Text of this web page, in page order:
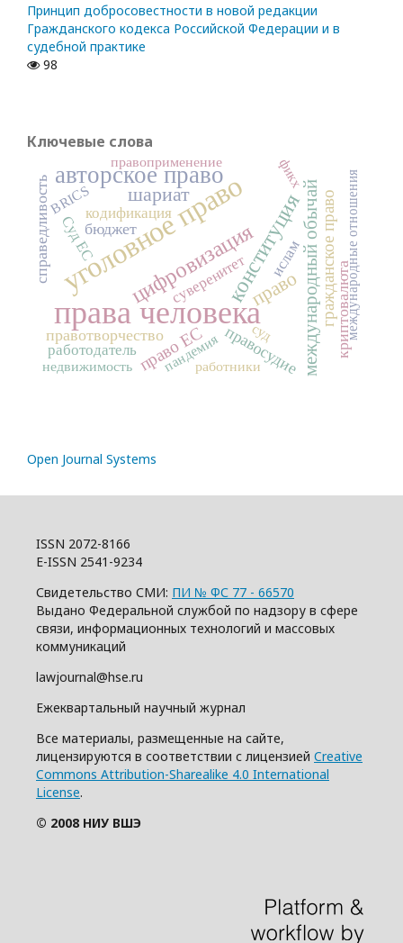
Принцип добросовестности в новой редакции
Гражданского кодекса Российской Федерации и в
судебной практике
98
Ключевые слова
права человека
уголовное право
авторское право
конституция
цифровизацияправо
шариат международный обычай
право ЕС
гражданское право
бюджет
правосудие криптовалюта
правотворчество
справедливость Суд ЕС
суверенитет
кодификация
ислам
работодатель
правоприменение
суд международные отношения
пандемия
фикх
работники
BRICS
недвижимость
Open Journal Systems
ISSN 2072-8166
E-ISSN 2541-9234
Свидетельство СМИ: ПИ № ФС 77 - 66570
Выдано Федеральной службой по надзору в сфере
связи, информационных технологий и массовых
коммуникаций
lawjournal@hse.ru
Ежеквартальный научный журнал
Все материалы, размещенные на сайте,
лицензируются в соответствии с лицензией Creative
Commons Attribution-Sharealike 4.0 International
License.
© 2008 НИУ ВШЭ